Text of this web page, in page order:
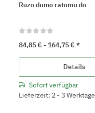
Ruzo dumo ratomu do
84,85 € - 164,75 €*
Details
Sofort verfügbar
Lieferzeit: 2 - 3 Werktage